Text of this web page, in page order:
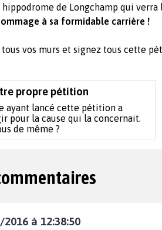
hippodrome de Longchamp qui
à sa formidable carrière !
vos murs et signez tous cette
propre pétition
ayant lancé cette pétition a
pour la cause qui la concernait.
de même ?
à 12:38:50